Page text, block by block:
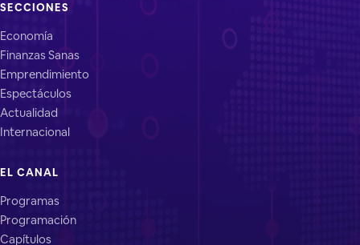
SECCIONES
Economía
Finanzas Sanas
Emprendimiento
Espectáculos
Actualidad
Internacional
EL CANAL
Programas
Programación
Capítulos